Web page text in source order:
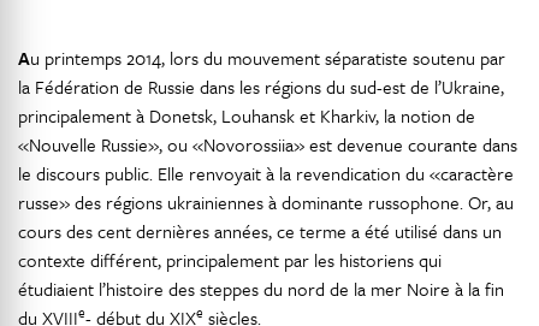
Au printemps 2014, lors du mouvement séparatiste soutenu par
la Fédération de Russie dans les régions du sud-est de l’Ukraine,
principalement à Donetsk, Louhansk et Kharkiv, la notion de
«Nouvelle Russie», ou «Novorossiia» est devenue courante dans
le discours public. Elle renvoyait à la revendication du «caractère
russe» des régions ukrainiennes à dominante russophone. Or, au
cours des cent dernières années, ce terme a été utilisé dans un
contexte différent, principalement par les historiens qui
étudiaient l’histoire des steppes du nord de la mer Noire à la fin
du XVIIIe- début du XIXe siècles.